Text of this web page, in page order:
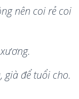
nên coi rẻ coi
ương.
già để tuổi cho.